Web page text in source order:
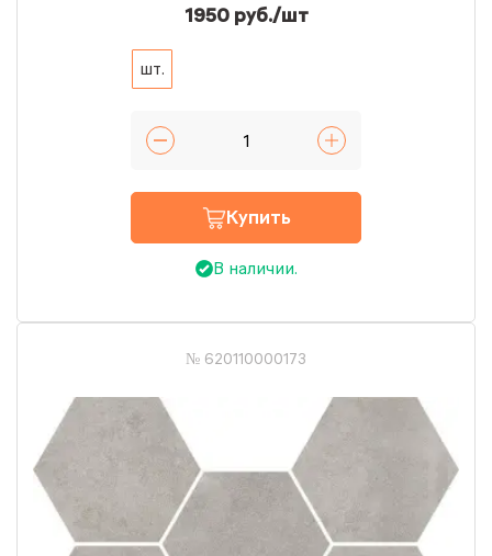
1950 руб./шт
шт.
Купить
В наличии.
№ 620110000173